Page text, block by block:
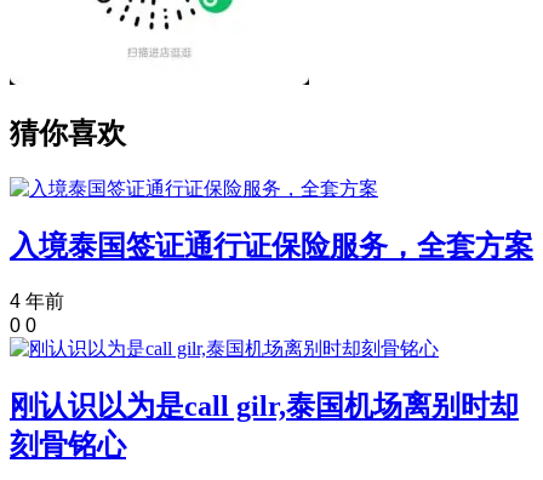
猜你喜欢
入境泰国签证通行证保险服务，全套方案
4 年前
0 0
刚认识以为是call gilr,泰国机场离别时却
刻骨铭心